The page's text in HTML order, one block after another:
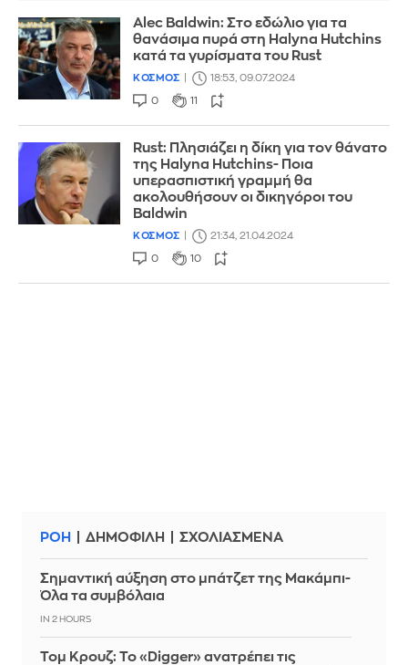
Alec Baldwin: Στο εδώλιο για τα
θανάσιμα πυρά στη Halyna Hutchins
κατά τα γυρίσματα του Rust
ΚΟΣΜΟΣ 18:53, 09.07.2024
0 11
Rust: Πλησιάζει η δίκη για τον θάνατο
της Halyna Hutchins- Ποια
υπερασπιστική γραμμή θα
ακολουθήσουν οι δικηγόροι του
Baldwin
ΚΟΣΜΟΣ 21:34, 21.04.2024
0 10
ΡΟΗ ΔΗΜΟΦΙΛΗ ΣΧΟΛΙΑΣΜΕΝΑ
Σημαντική αύξηση στο μπάτζετ της Μακάμπι-
Όλα τα συμβόλαια
IN 2 HOURS
Τομ Κρουζ: Το «Digger» ανατρέπει τις